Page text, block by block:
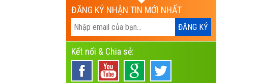
ĐĂNG KÝ NHẬN TIN MỚI NHẤT
Kết nối & Chia sẻ: